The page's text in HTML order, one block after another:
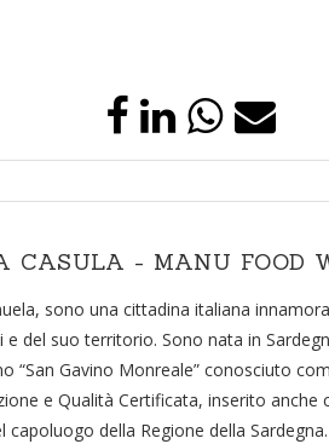
CASULA - MANU FOOD
sono una cittadina italiana
del suo territorio. Sono nata in
“San Gavino Monreale” conosciuto
e Qualità Certificata, inserito
capoluogo della Regione della